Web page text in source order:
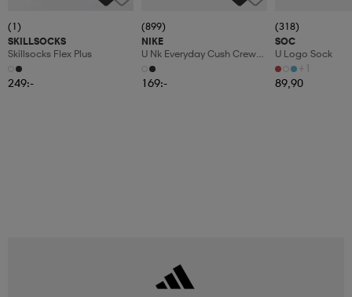
(1)
SKILLSOCKS
Skillsocks Flex Plus
249:-
(899)
NIKE
U Nk Everyday Cush Crew
3pr
169:-
(318)
SOC
U Logo Sock
+1
89,90